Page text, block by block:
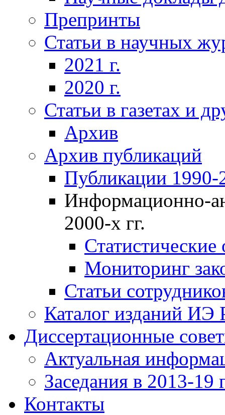
Препринты
Статьи в научных
2021 г.
2020 г.
Статьи в газетах и
Архив
Архив публикаций
Публикации 1990-
Информационно-
2000-х гг.
Мониторинг
Статьи
Каталог изданий ИЭ
Диссертационные
Актуальная
Заседания в 2013-19
Контакты